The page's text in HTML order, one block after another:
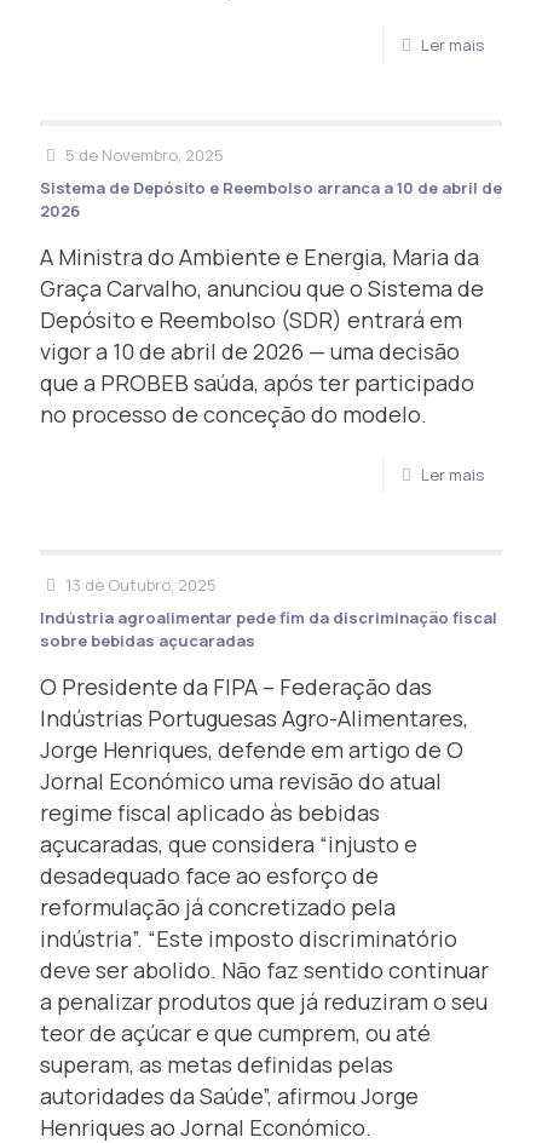
Ler mais
5 de Novembro, 2025
Sistema de Depósito e Reembolso arranca a 10 de abril de
2026
A Ministra do Ambiente e Energia, Maria da
Graça Carvalho, anunciou que o Sistema de
Depósito e Reembolso (SDR) entrará em
vigor a 10 de abril de 2026 — uma decisão
que a PROBEB saúda, após ter participado
no processo de conceção do modelo.
Ler mais
13 de Outubro, 2025
Indústria agroalimentar pede fim da discriminação fiscal
sobre bebidas açucaradas
O Presidente da FIPA – Federação das
Indústrias Portuguesas Agro-Alimentares,
Jorge Henriques, defende em artigo de O
Jornal Económico uma revisão do atual
regime fiscal aplicado às bebidas
açucaradas, que considera “injusto e
desadequado face ao esforço de
reformulação já concretizado pela
indústria”. “Este imposto discriminatório
deve ser abolido. Não faz sentido continuar
a penalizar produtos que já reduziram o seu
teor de açúcar e que cumprem, ou até
superam, as metas definidas pelas
autoridades da Saúde”, afirmou Jorge
Henriques ao Jornal Económico.